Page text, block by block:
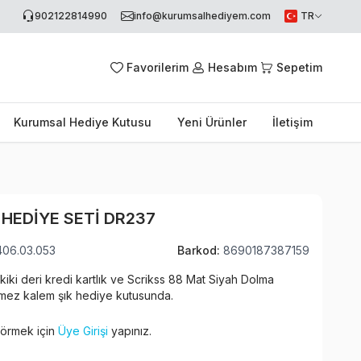
902122814990 info@kurumsalhediyem.com TR
Favorilerim Hesabım Sepetim
Kurumsal Hediye Kutusu Yeni Ürünler İletişim
SETI DR237
Barkod: 8690187387159
deri kredi kartlık ve Scrikss 88 Mat Siyah Dolma
kalem şık hediye kutusunda.
için Üye Girişi yapınız.